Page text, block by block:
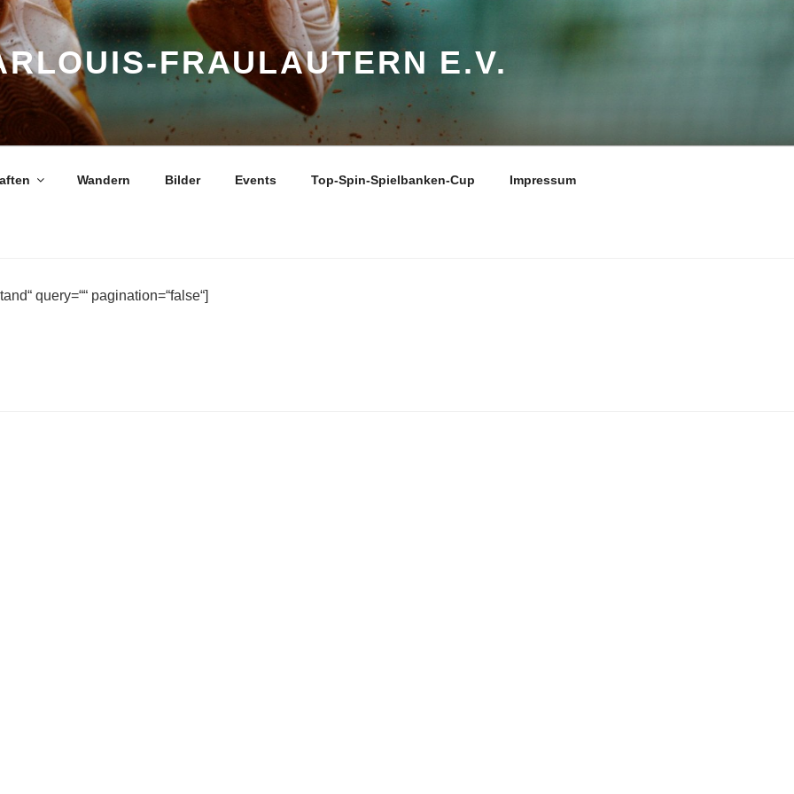
FRAULAUTERN E.V.
Wandern Bilder Events Top-Spin-Spielbanken-Cup Impressum
query=““ pagination=“false“]